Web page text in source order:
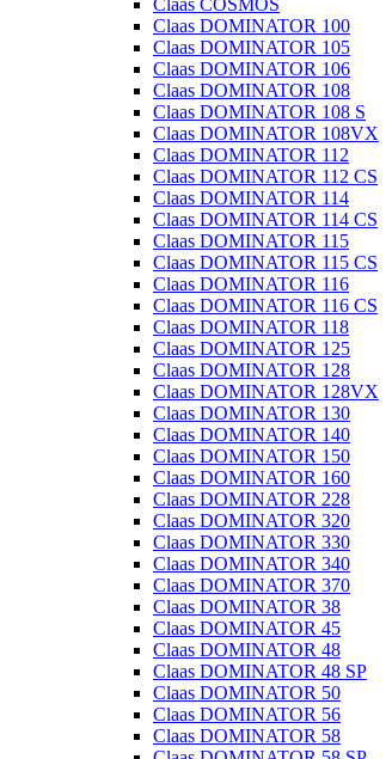
Claas COSMOS
Claas DOMINATOR 100
Claas DOMINATOR 105
Claas DOMINATOR 106
Claas DOMINATOR 108
Claas DOMINATOR 108 S
Claas DOMINATOR 108VX
Claas DOMINATOR 112
Claas DOMINATOR 112 CS
Claas DOMINATOR 114
Claas DOMINATOR 114 CS
Claas DOMINATOR 115
Claas DOMINATOR 115 CS
Claas DOMINATOR 116
Claas DOMINATOR 116 CS
Claas DOMINATOR 118
Claas DOMINATOR 125
Claas DOMINATOR 128
Claas DOMINATOR 128VX
Claas DOMINATOR 130
Claas DOMINATOR 140
Claas DOMINATOR 150
Claas DOMINATOR 160
Claas DOMINATOR 228
Claas DOMINATOR 320
Claas DOMINATOR 330
Claas DOMINATOR 340
Claas DOMINATOR 370
Claas DOMINATOR 38
Claas DOMINATOR 45
Claas DOMINATOR 48
Claas DOMINATOR 48 SP
Claas DOMINATOR 50
Claas DOMINATOR 56
Claas DOMINATOR 58